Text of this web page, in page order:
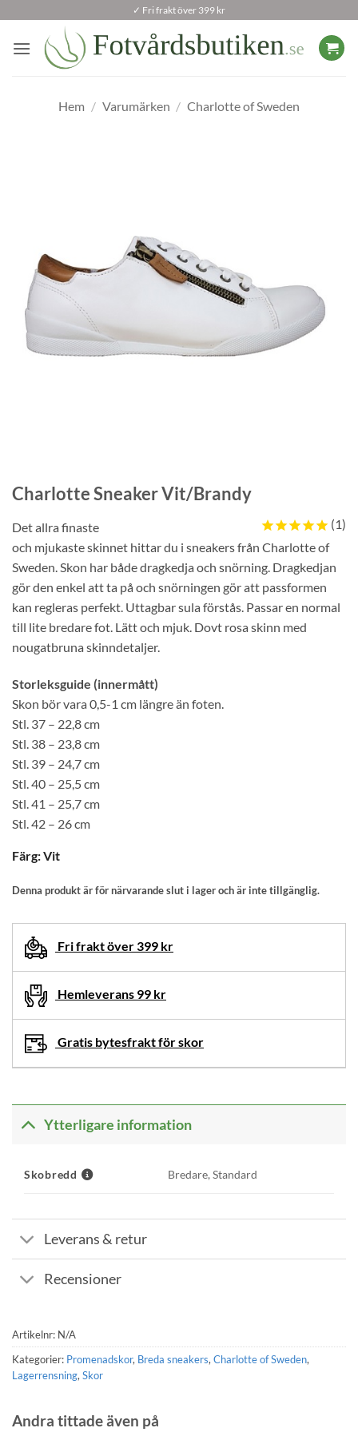
content
✓ Fri frakt över 399 kr
Hem / Varumärken / Charlotte of Sweden
Charlotte Sneaker Vit/Brandy
1
Det allra finaste
och mjukaste skinnet hittar du i sneakers från Charlotte of
Sweden. Skon har både dragkedja och snörning. Dragkedjan
gör den enkel att ta på och snörningen gör att passformen
kan regleras perfekt. Uttagbar sula förstås. Passar en normal
till lite bredare fot. Lätt och mjuk. Dovt rosa skinn med
nougatbruna skinndetaljer.
Storleksguide (innermått)
Skon bör vara 0,5-1 cm längre än foten.
Stl. 37 – 22,8 cm
Stl. 38 – 23,8 cm
Stl. 39 – 24,7 cm
Stl. 40 – 25,5 cm
Stl. 41 – 25,7 cm
Stl. 42 – 26 cm
Färg:Vit
Denna produkt är för närvarande slut i lager och är inte tillgänglig.
Fri frakt över 399 kr
Hemleverans 99 kr
Gratis bytesfrakt för skor
Ytterligare information
Skobredd Bredare, Standard
Leverans & retur
Recensioner
Artikelnr: N/A
Kategorier: Promenadskor, Breda sneakers,Charlotte of Sweden,
Lagerrensning,Skor
Andra tittade även på